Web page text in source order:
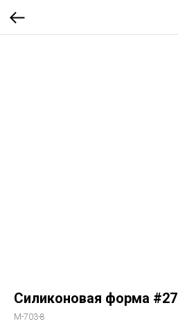
Силиконовая форма #27
M-703-8